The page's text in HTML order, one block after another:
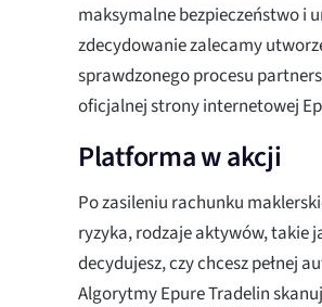
maksymalne bezpieczeństwo i
zdecydowanie zalecamy
sprawdzonego procesu
oficjalnej strony internetowej
Platforma w akcji
Po zasileniu rachunku
ryzyka, rodzaje aktywów, takie
decydujesz, czy chcesz pełnej
Algorytmy Epure Tradelin